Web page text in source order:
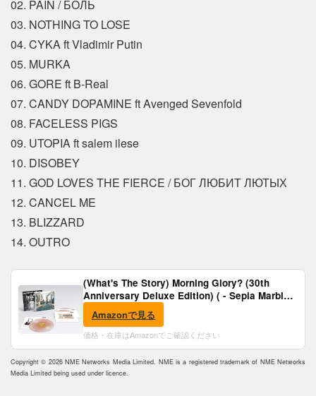
02. PAIN / БОЛЬ
03. NOTHING TO LOSE
04. CYKA ft Vladimir Putin
05. MURKA
06. GORE ft B-Real
07. CANDY DOPAMINE ft Avenged Sevenfold
08. FACELESS PIGS
09. UTOPIA ft salem ilese
10. DISOBEY
11. GOD LOVES THE FIERCE / БОГ ЛЮБИТ ЛЮТЫХ
12. CANCEL ME
13. BLIZZARD
14. OUTRO
(What's The Story) Morning Glory? (30th
Anniversary Deluxe Edition) ( - Sepia Marble
Vinyl) [Analog]
Amazonで見る
価格・在庫はAmazonでご確認ください
Copyright © 2026 NME Networks Media Limited. NME is a registered trademark of NME Networks
Media Limited being used under licence.